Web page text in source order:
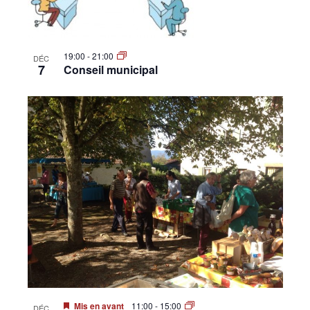
DÉC
7
19:00 -21:00
Conseil municipal
Mis en avant 11:00 - 15:00